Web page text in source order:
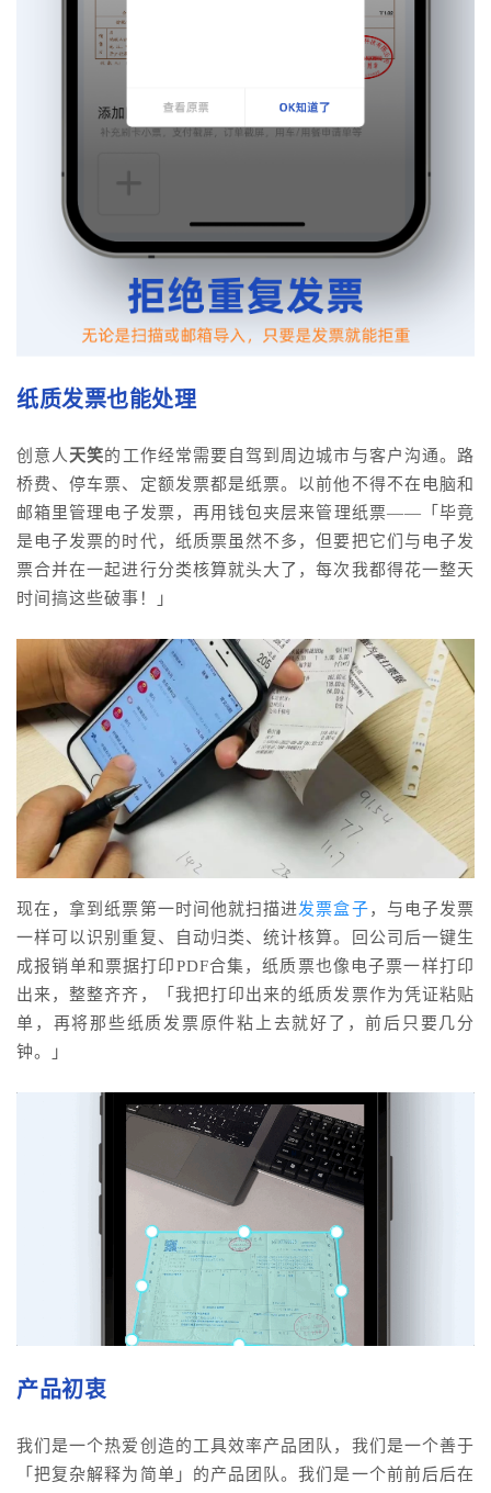
纸质发票也能处理
创意人 天笑的工作经常需要自驾到周边城市与客户沟通。路
桥费、停车票、定额发票都是纸票。以前他不得不在电脑和
邮箱里管理电子发票，再用钱包夹层来管理纸票——「毕竟
是电子发票的时代，纸质票虽然不多，但要把它们与电子发
票合并在一起进行分类核算就头大了，每次我都得花一整天
时间搞这些破事！」
现在，拿到纸票第一时间他就扫描进发票盒子，与电子发票
一样可以识别重复、自动归类、统计核算。回公司后一键生
成报销单和票据打印PDF合集，纸质票也像电子票一样打印
出来，整整齐齐，「我把打印出来的纸质发票作为凭证粘贴
单，再将那些纸质发票原件粘上去就好了，前后只要几分
钟。」
产品初衷
我们是一个热爱创造的工具效率产品团队，我们是一个善于
「把复杂解释为简单」的产品团队。我们是一个前前后后在